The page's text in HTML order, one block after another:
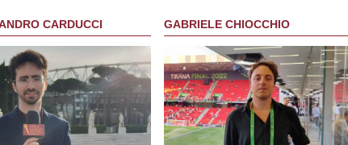
CARDUCCI GABRIELE CHIOCCHIO